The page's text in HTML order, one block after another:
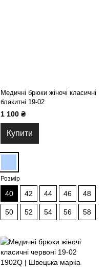
Медичні брюки жіночі класичні
блакитні 19-02
1 100 ₴
Купити
Розмір
40 42 44 46 48
50 52 54 56 58